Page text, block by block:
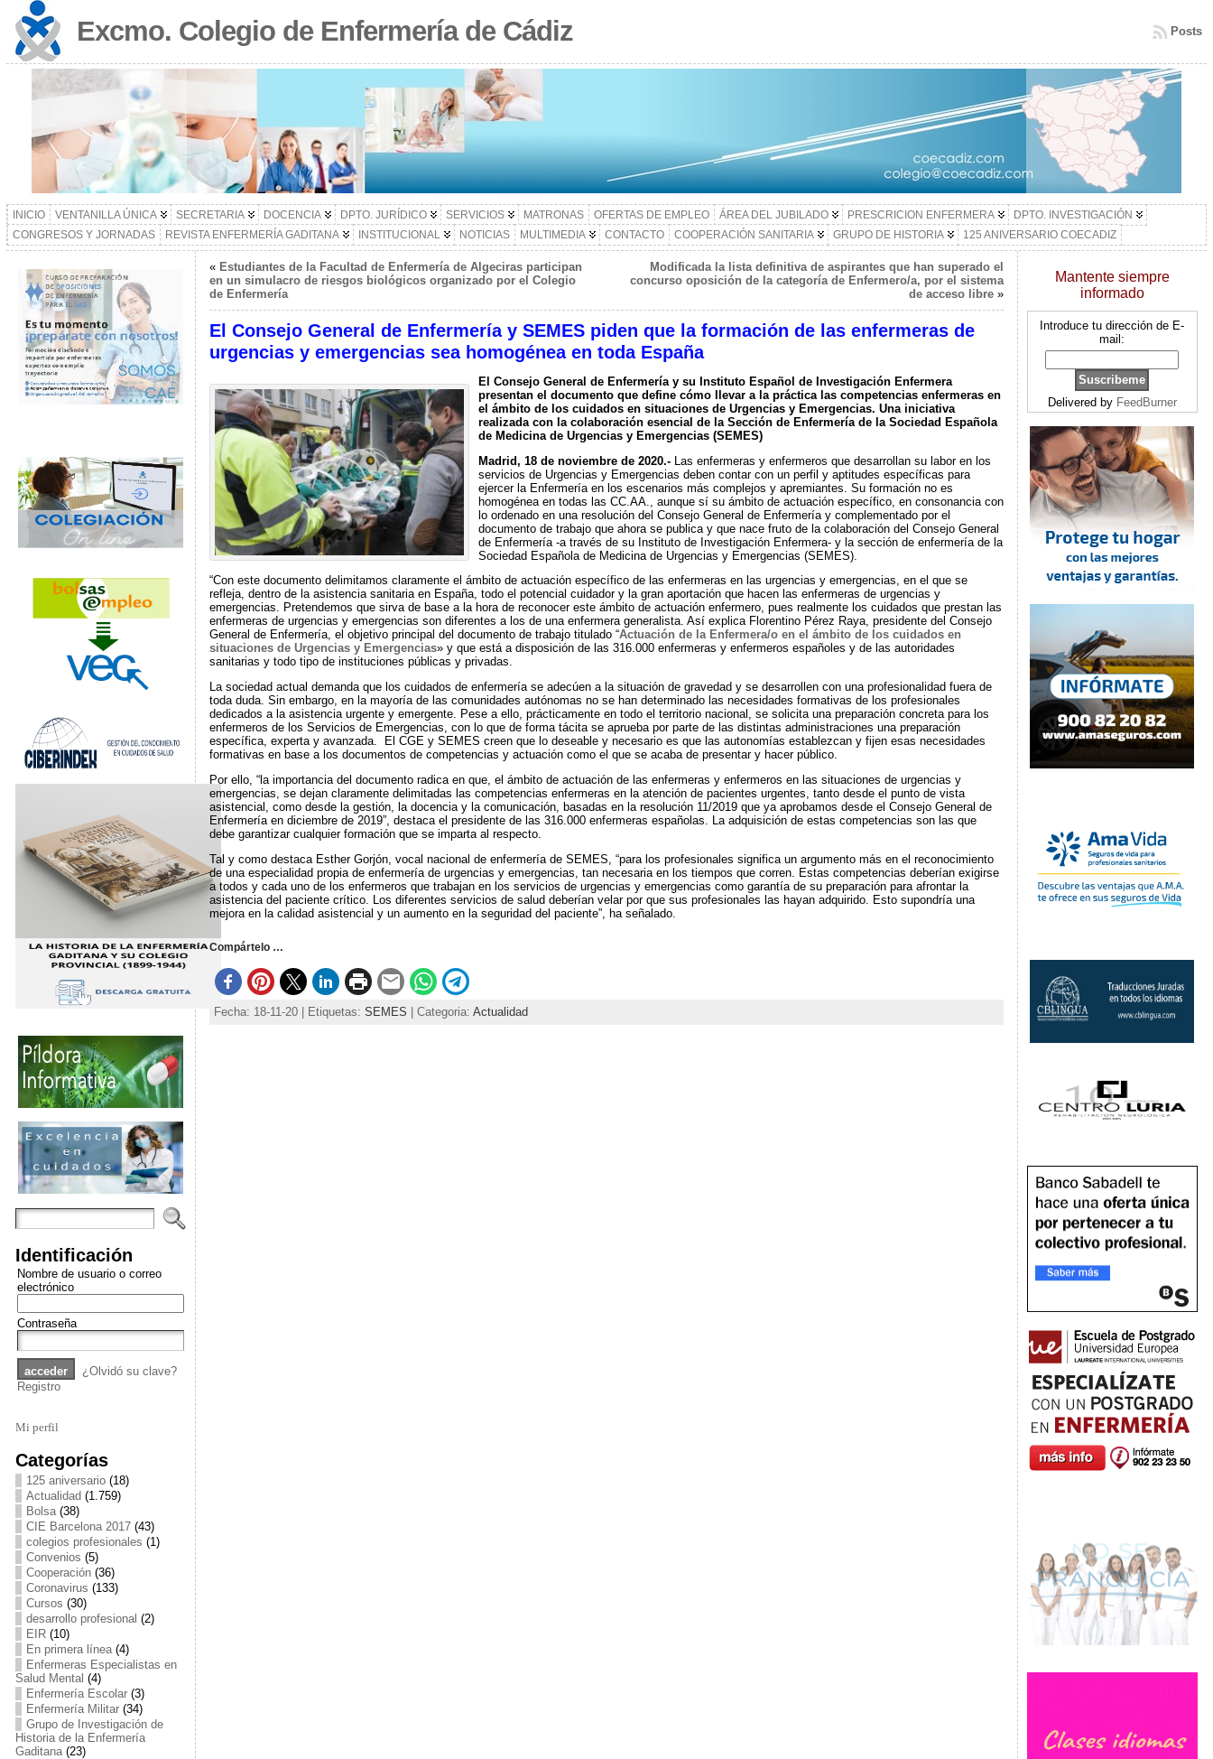
Excmo. Colegio de Enfermería de Cádiz Posts
INICIO VENTANILLA ÚNICA SECRETARIA DOCENCIA DPTO. JURÍDICO SERVICIOS MATRONAS OFERTAS DE EMPLEO ÁREA DEL JUBILADO PRESCRICION ENFERMERA
DPTO. INVESTIGACIÓN
CONGRESOS Y JORNADAS
REVISTA ENFERMERÍA GADITANA INSTITUCIONAL NOTICIAS MULTIMEDIA CONTACTO COOPERACIÓN SANITARIA GRUPO DE HISTORIA 125 ANIVERSARIO COECADIZ
Identificación
Nombre de usuario o correo
electrónico
Contraseña
¿Olvidó su clave?
Registro
Mi perfil
Categorías
125 aniversario(18)
Actualidad (1.759)
Bolsa(38)
CIE Barcelona 2017(43)
colegios profesionales (1)
Convenios (5)
Cooperación(36)
Coronavirus (133)
Cursos (30)
desarrollo profesional (2)
EIR(10)
En primera línea(4)
Enfermeras Especialistas en
Salud Mental (4)
Enfermería Escolar(3)
Enfermería Militar(34)
Grupo de Investigación de
Historia de la Enfermería
Gaditana(23)
« Estudiantes de la Facultad de Enfermería de Algeciras participan
en un simulacro de riesgos biológicos organizado por el Colegio
de Enfermería
Modificada la lista definitiva de aspirantes que han superado el
concurso oposición de la categoría de Enfermero/a, por el sistema
de acceso libre»
El Consejo General de Enfermería y SEMES piden que la formación de las enfermeras de
urgencias y emergencias sea homogénea en toda España
El Consejo General de Enfermería y su Instituto Español de Investigación Enfermera
presentan el documento que define cómo llevar a la práctica las competencias enfermeras en
el ámbito de los cuidados en situaciones de Urgencias y Emergencias. Una iniciativa
realizada con la colaboración esencial de la Sección de Enfermería de la Sociedad Española
de Medicina de Urgencias y Emergencias (SEMES)
Madrid, 18 de noviembre de 2020.- Las enfermeras y enfermeros que desarrollan su labor en los
servicios de Urgencias y Emergencias deben contar con un perfil y aptitudes específicas para
ejercer la Enfermería en los escenarios más complejos y apremiantes. Su formación no es
homogénea en todas las CC.AA., aunque sí su ámbito de actuación específico, en consonancia con
lo ordenado en una resolución del Consejo General de Enfermería y complementado por el
documento de trabajo que ahora se publica y que nace fruto de la colaboración del Consejo General
de Enfermería -a través de su Instituto de Investigación Enfermera- y la sección de enfermería de la
Sociedad Española de Medicina de Urgencias y Emergencias (SEMES).
“Con este documento delimitamos claramente el ámbito de actuación específico de las enfermeras en las urgencias y emergencias, en el que se
refleja, dentro de la asistencia sanitaria en España, todo el potencial cuidador y la gran aportación que hacen las enfermeras de urgencias y
emergencias. Pretendemos que sirva de base a la hora de reconocer este ámbito de actuación enfermero, pues realmente los cuidados que prestan las
enfermeras de urgencias y emergencias son diferentes a los de una enfermera generalista. Así explica Florentino Pérez Raya, presidente del Consejo
General de Enfermería, el objetivo principal del documento de trabajo titulado “Actuación de la Enfermera/o en el ámbito de los cuidados en
situaciones de Urgencias y Emergencias» y que está a disposición de las 316.000 enfermeras y enfermeros españoles y de las autoridades
sanitarias y todo tipo de instituciones públicas y privadas.
La sociedad actual demanda que los cuidados de enfermería se adecúen a la situación de gravedad y se desarrollen con una profesionalidad fuera de
toda duda. Sin embargo, en la mayoría de las comunidades autónomas no se han determinado las necesidades formativas de los profesionales
dedicados a la asistencia urgente y emergente. Pese a ello, prácticamente en todo el territorio nacional, se solicita una preparación concreta para los
enfermeros de los Servicios de Emergencias, con lo que de forma tácita se aprueba por parte de las distintas administraciones una preparación
específica, experta y avanzada. El CGE y SEMES creen que lo deseable y necesario es que las autonomías establezcan y fijen esas necesidades
formativas en base a los documentos de competencias y actuación como el que se acaba de presentar y hacer público.
Por ello, “la importancia del documento radica en que, el ámbito de actuación de las enfermeras y enfermeros en las situaciones de urgencias y
emergencias, se dejan claramente delimitadas las competencias enfermeras en la atención de pacientes urgentes, tanto desde el punto de vista
asistencial, como desde la gestión, la docencia y la comunicación, basadas en la resolución 11/2019 que ya aprobamos desde el Consejo General de
Enfermería en diciembre de 2019”, destaca el presidente de las 316.000 enfermeras españolas. La adquisición de estas competencias son las que
debe garantizar cualquier formación que se imparta al respecto.
Tal y como destaca Esther Gorjón, vocal nacional de enfermería de SEMES, “para los profesionales significa un argumento más en el reconocimiento
de una especialidad propia de enfermería de urgencias y emergencias, tan necesaria en los tiempos que corren. Estas competencias deberían exigirse
a todos y cada uno de los enfermeros que trabajan en los servicios de urgencias y emergencias como garantía de su preparación para afrontar la
asistencia del paciente crítico. Los diferentes servicios de salud deberían velar por que sus profesionales las hayan adquirido. Esto supondría una
mejora en la calidad asistencial y un aumento en la seguridad del paciente”, ha señalado.
Compártelo …
Fecha: 18-11-20 | Etiquetas: SEMES | Categoria: Actualidad
Mantente siempre
informado
Introduce tu dirección de E-
mail:
Delivered by FeedBurner